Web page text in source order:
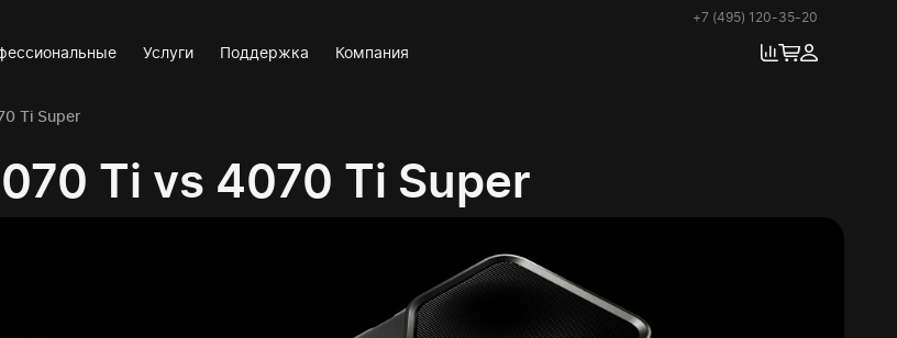
+7 (495) 120-35-20
Услуги Поддержка Компания
Ti Super
Ti vs 4070 Ti Super